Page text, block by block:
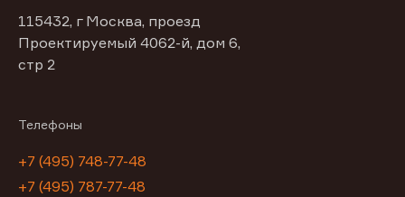
115432, г Москва, проезд
Проектируемый 4062-й, дом 6,
стр 2
Телефоны
+7 (495) 748-77-48
+7 (495) 787-77-48